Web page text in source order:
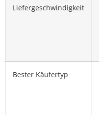
Liefergeschwindigkeit
Bester Käufertyp